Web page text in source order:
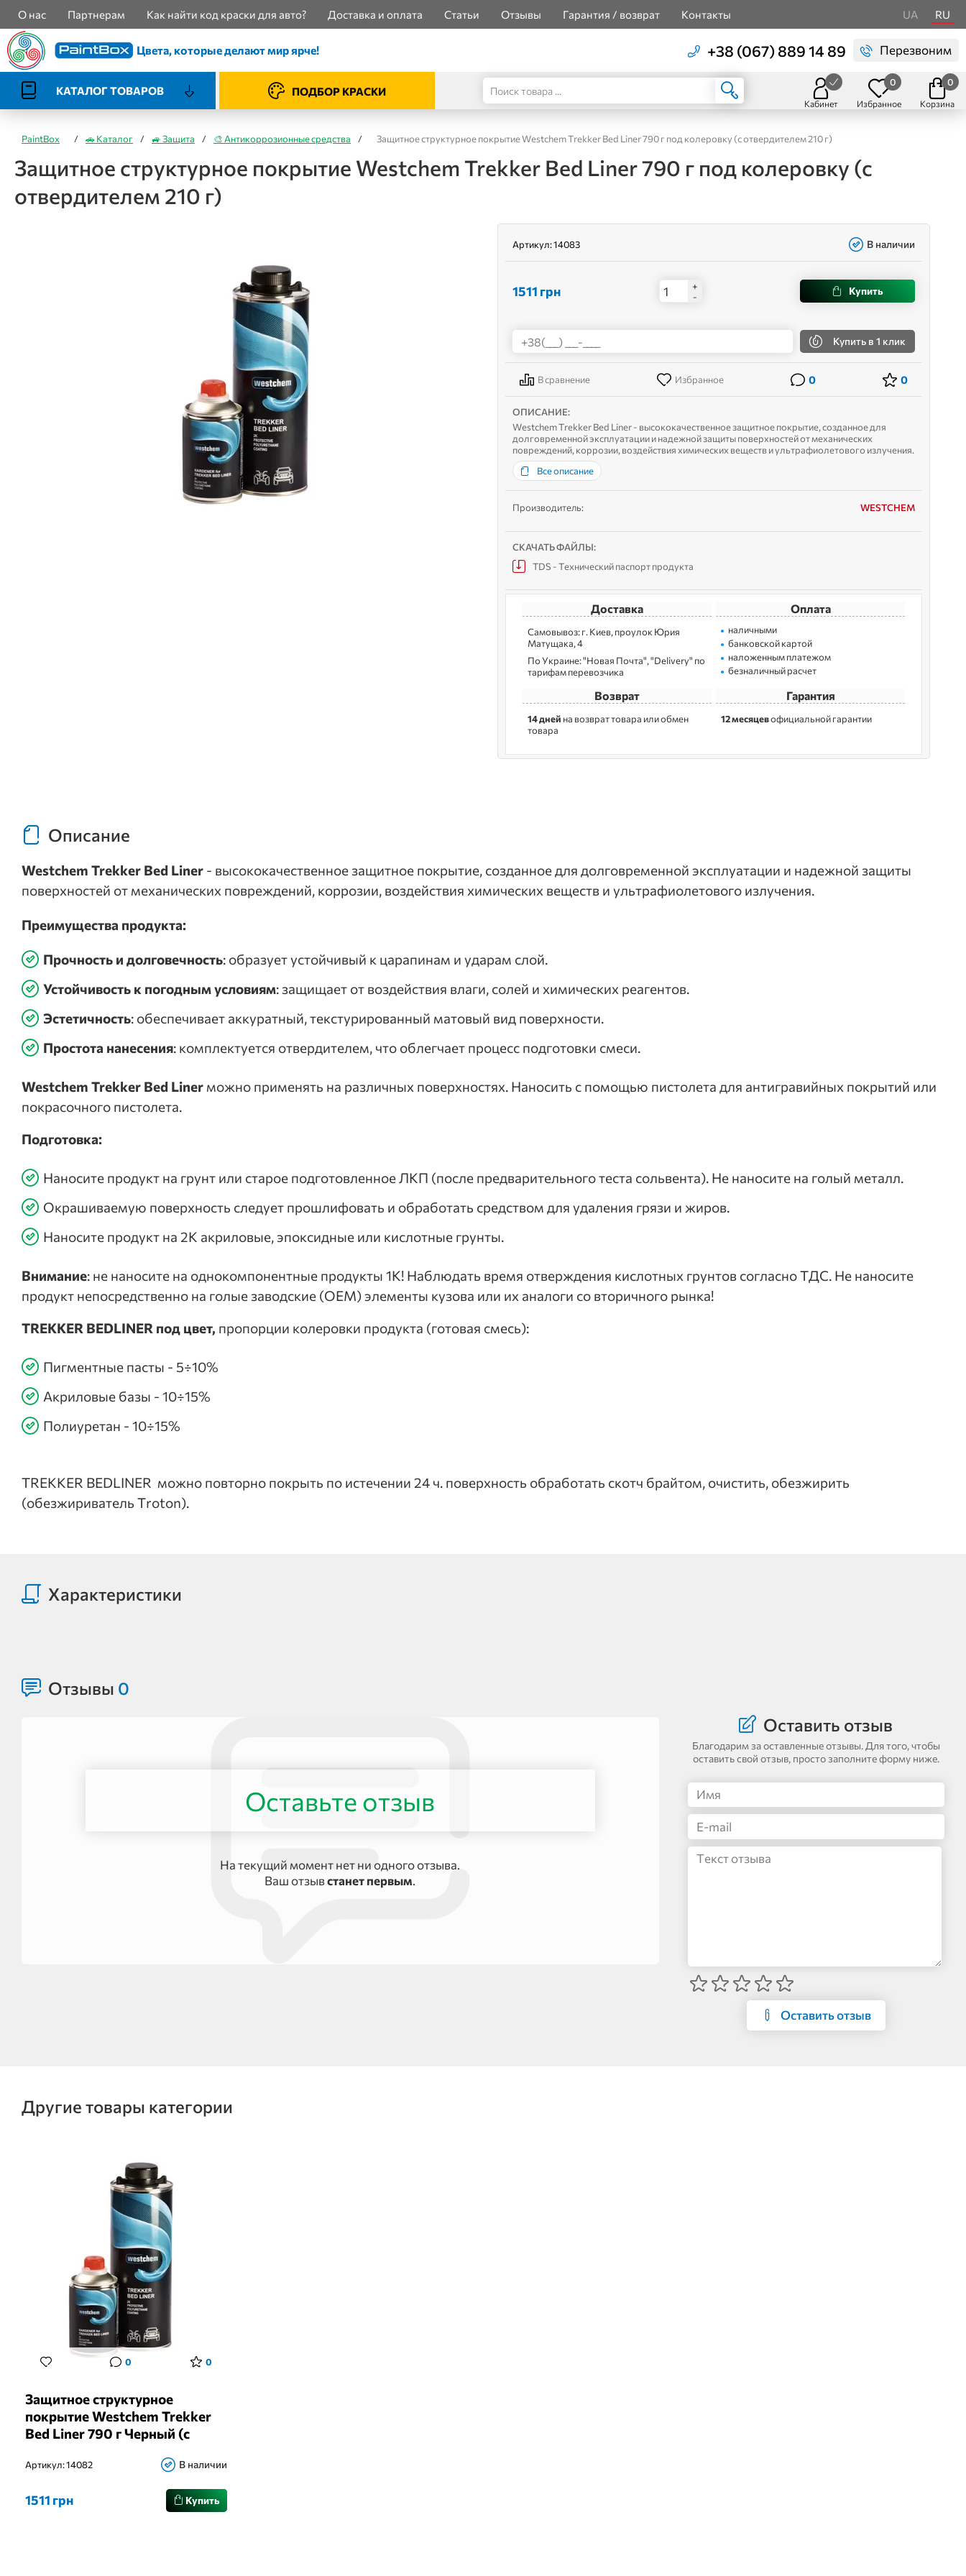
О нас Партнерам Как найти код краски для авто? Доставка и оплата Статьи Отзывы Гарантия / возврат Контакты UA RU
Цвета, которые делают мир ярче! +38 (067) 889 14 89 Перезвоним
КАТАЛОГ ТОВАРОВ ПОДБОР КРАСКИ
Кабинет Избранное
0
Корзина
0
PaintBox / 🚗 Каталог / 🚙 Защита / 🎨 Антикоррозионные средства / Защитное структурное покрытие Westchem Trekker Bed Liner 790 г под колеровку (с отвердителем 210 г)
Защитное структурное покрытие Westchem Trekker Bed Liner 790 г под колеровку (с
отвердителем 210 г)
Артикул:14083 В наличии
1511 грн
+
-
Купить
Купить в 1 клик
В сравнение Избранное 0 0
ОПИСАНИЕ:
Westchem Trekker Bed Liner - высококачественное защитное покрытие, созданное для
долговременной эксплуатации и надежной защиты поверхностей от механических
повреждений, коррозии, воздействия химических веществ и ультрафиолетового излучения.
Преимущества продукта: Прочность и долговечность: образует...
Все описание
Производитель: WESTCHEM
СКАЧАТЬ ФАЙЛЫ:
TDS - Технический паспорт продукта
Доставка
Самовывоз: г. Kиев, пpoулoк Юрия
Матущака, 4
По Украине: "Новая Почта", "Delivery" по
тарифам перевозчика
Оплата
наличными
банковской картой
наложенным платежом
безналичный расчет
Возврат
14 дней на возврат товара или обмен
товара
Гарантия
12 месяцевофициальной гарантии
Описание
Westchem Trekker Bed Liner - высококачественное защитное покрытие, созданное для долговременной эксплуатации и надежной защиты
поверхностей от механических повреждений, коррозии, воздействия химических веществ и ультрафиолетового излучения.
Преимущества продукта:
Прочность и долговечность: образует устойчивый к царапинам и ударам слой.
Устойчивость к погодным условиям: защищает от воздействия влаги, солей и химических реагентов.
Эстетичность: обеспечивает аккуратный, текстурированный матовый вид поверхности.
Простота нанесения: комплектуется отвердителем, что облегчает процесс подготовки смеси.
Westchem Trekker Bed Liner можно применять на различных поверхностях. Наносить с помощью пистолета для антигравийных покрытий или
покрасочного пистолета.
Подготовка:
Наносите продукт на грунт или старое подготовленное ЛКП (после предварительного теста сольвента). Не наносите на голый металл.
Окрашиваемую поверхность следует прошлифовать и обработать средством для удаления грязи и жиров.
Наносите продукт на 2К акриловые, эпоксидные или кислотные грунты.
Внимание: не наносите на однокомпонентные продукты 1К! Наблюдать время отверждения кислотных грунтов согласно ТДС. Не наносите
продукт непосредственно на голые заводские (ОЕМ) элементы кузова или их аналоги со вторичного рынка!
TREKKER BEDLINER под цвет, пропорции колеровки продукта (готовая смесь):
Пигментные пасты - 5÷10%
Акриловые базы - 10÷15%
Полиуретан - 10÷15%
TREKKER BEDLINER можно повторно покрыть по истечении 24 ч. поверхность обработать скотч брайтом, очистить, обезжирить
(обезжириватель Troton).
Характеристики
Отзывы 0
Оставьте отзыв
На текущий момент нет ни одного отзыва.
Ваш отзывстанет первым.
Оставить отзыв
Благодарим за оставленные отзывы. Для того, чтобы
оставить свой отзыв, просто заполните форму ниже.
Оставить отзыв
Другие товары категории
0 0
Защитное структурное
покрытие Westchem Trekker
Bed Liner 790 г Черный (с
Артикул:14082 В наличии
1511 грн Купить